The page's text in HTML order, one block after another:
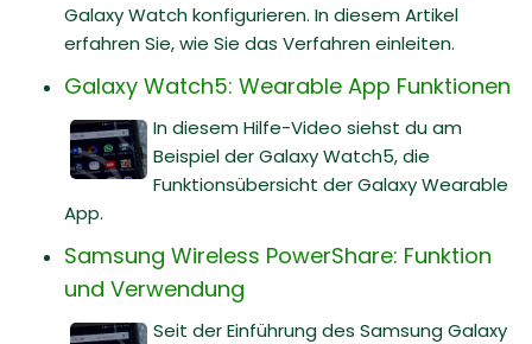
Galaxy Watch konfigurieren. In diesem Artikel
erfahren Sie, wie Sie das Verfahren einleiten.
Galaxy Watch5: Wearable App Funktionen
In diesem Hilfe-Video siehst du am
Beispiel der Galaxy Watch5, die
Funktionsübersicht der Galaxy Wearable
App.
Samsung Wireless PowerShare: Funktion
und Verwendung
Seit der Einführung des Samsung Galaxy